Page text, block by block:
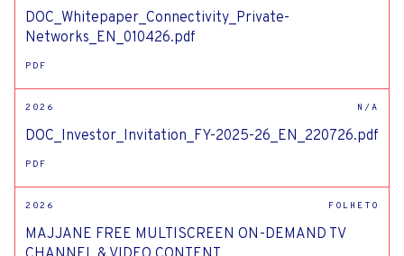
DOC_Whitepaper_Connectivity_Private-
Networks_EN_010426.pdf
PDF
2026
DOC_Investor_Invitation_FY-2025-26_EN_220726.pdf
N/A
PDF
2026
MAJJANE FREE MULTISCREEN ON-DEMAND TV
FOLHETO